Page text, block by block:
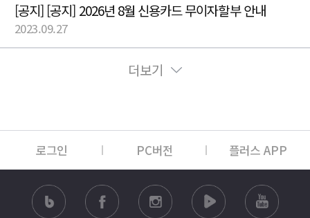
[공지] [공지] 2026년 8월 신용카드 무이자할부 안내
2023.09.27
더보기
로그인 PC버전 플러스 APP